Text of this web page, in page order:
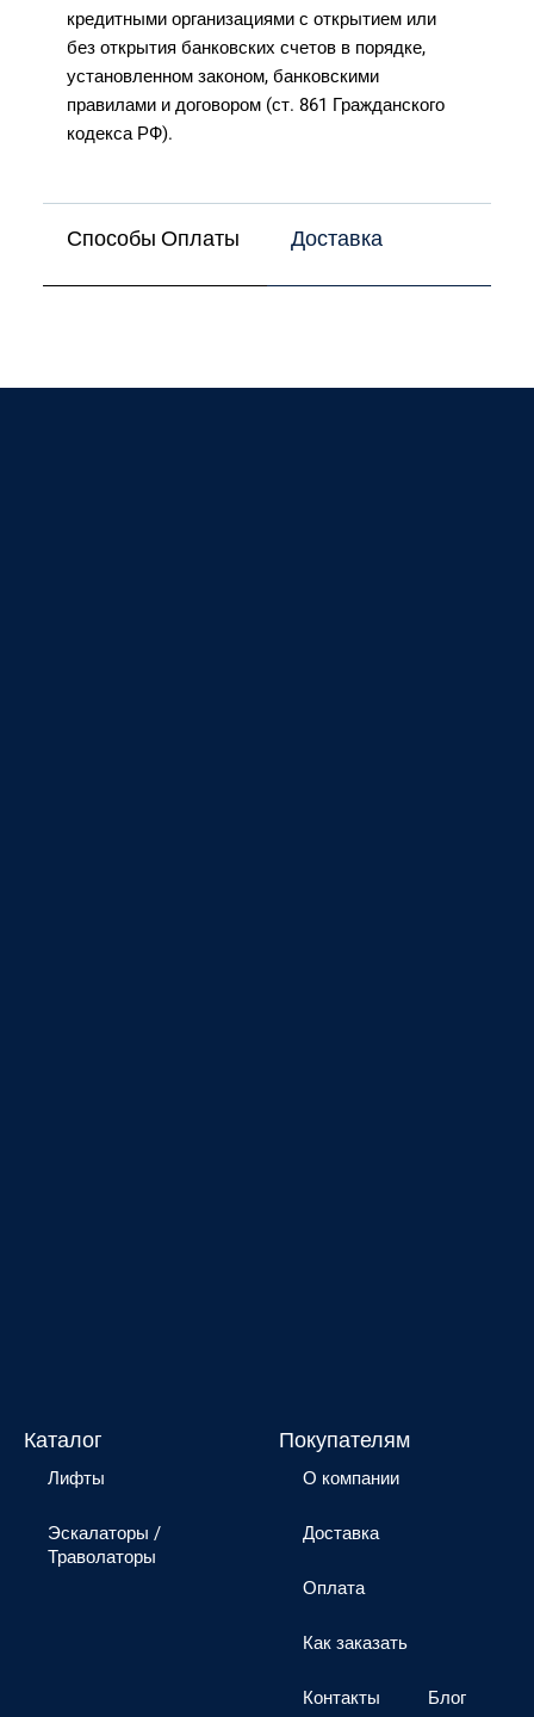
кредитными организациями с открытием или
без открытия банковских счетов в порядке,
установленном законом, банковскими
правилами и договором (ст. 861 Гражданского
кодекса РФ).
Способы Оплаты Доставка
Каталог
Лифты
Эскалаторы /
Траволаторы
Покупателям
О компании
Доставка
Оплата
Как заказать
Контакты Блог